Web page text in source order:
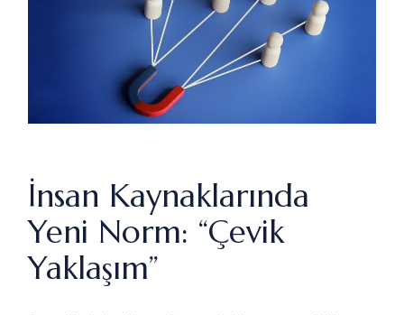
İnsan Kaynaklarında
Yeni Norm: “Çevik
Yaklaşım”